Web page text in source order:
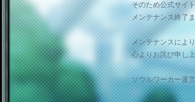
そのため公式サイ
メンテナンス終了
メンテナンスによ
心よりお詫び申し
ソウルワーカー運